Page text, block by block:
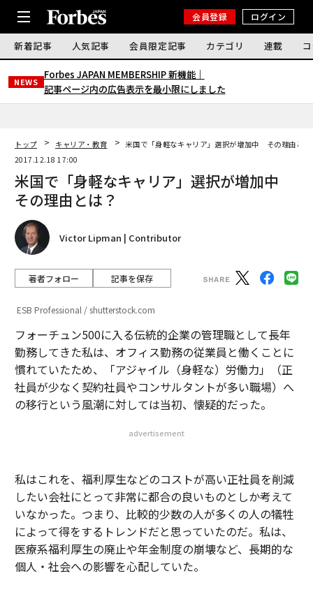
会員登録 ログイン
新着記事 人気記事 会員限定記事 カテゴリ 連載
NEWS
Forbes JAPAN MEMBERSHIP 新機能｜
記事ページ内の広告表示を最小限にしました
トップ キャリア・教育
米国で「身軽なキャリア」選択が増加中 その理由とは
2017.12.18 17:00
米国で「身軽なキャリア」選択が増加中
その理由とは？
Victor Lipman | Contributor
著者フォロー 記事を保存
ESB Professional / shutterstock.com
フォーチュン500に入る伝統的企業の管理職として長年
勤務してきた私は、オフィス勤務の従業員と働くことに
慣れていたため、「アジャイル（身軽な）労働力」（正
社員が少なく契約社員やコンサルタントが多い職場）へ
の移行という風潮に対しては当初、懐疑的だった。
advertisement
私はこれを、福利厚生などのコストが高い正社員を削減
したい会社にとって非常に都合の良いものとしか考えて
いなかった。つまり、比較的少数の人が多くの人の犠牲
によって得をするトレンドだと思っていたのだ。私は、
医療系福利厚生の廃止や年金制度の崩壊など、長期的な
個人・社会への影響を心配していた。